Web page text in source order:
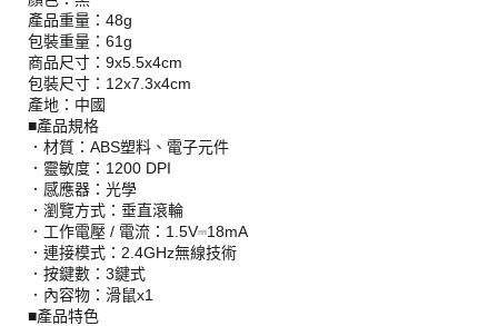
產品重量：48g
包裝重量：61g
商品尺寸：9x5.5x4cm
包裝尺寸：12x7.3x4cm
產地：中國
■產品規格
．材質：ABS塑料、電子元件
．靈敏度：1200 DPI
．感應器：光學
．瀏覽方式：垂直滾輪
．工作電壓 / 電流：1.5V⎓18mA
．連接模式：2.4GHz無線技術
．按鍵數：3鍵式
．內容物：滑鼠x1
■產品特色